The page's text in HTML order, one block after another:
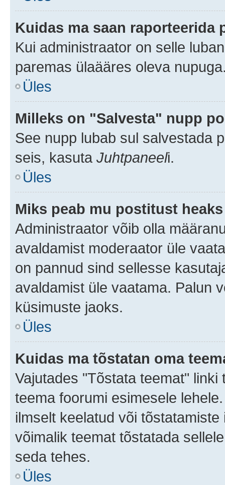
Kuidas ma saan raporteerida
Kui administraator on selle
paremas ülaääres oleva
Üles
Milleks on "Salvesta" nupp
See nupp lubab sul salvestada
seis, kasuta Juhtpaneeli.
Üles
Miks peab mu postitust
Administraator võib olla
avaldamist moderaator üle
on pannud sind sellesse
avaldamist üle vaatama. Palun
küsimuste jaoks.
Üles
Kuidas ma tõstatan oma
Vajutades "Tõstata teemat"
teema foorumi esimesele
ilmselt keelatud või
võimalik teemat tõstatada
seda tehes.
Üles